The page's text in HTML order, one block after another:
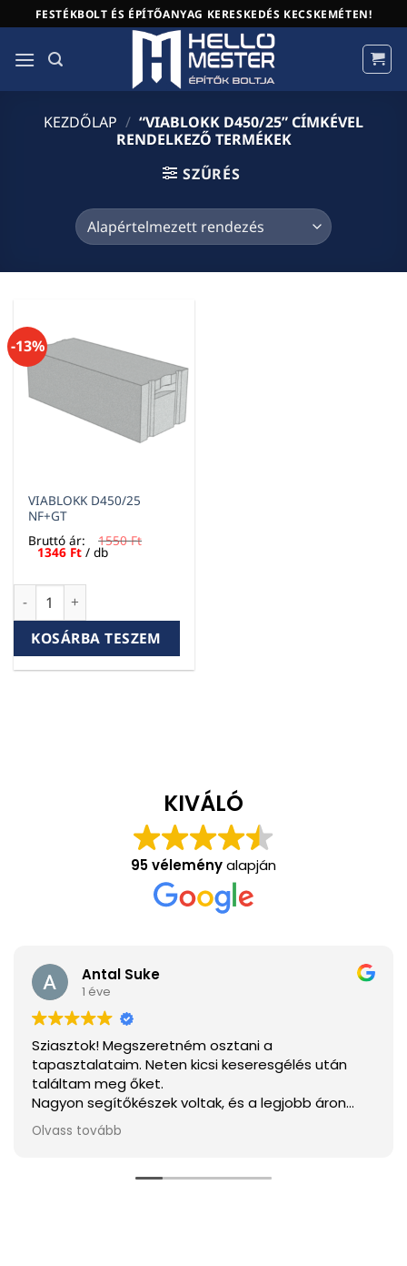
to
content
FESTÉKBOLT ÉS ÉPÍTŐANYAG KERESKEDÉS KECSKEMÉTEN!
KEZDŐLAP / “VIABLOKK D450/25” CÍMKÉVEL
RENDELKEZŐ TERMÉKEK
SZŰRÉS
-13%
VIABLOKK D450/25
NF+GT
Bruttó ár:
1550Ft
Original
price
1550 Ft.
1346 FtCurrent
price
1346 Ft.
/ db
VIABLOKK D450/25 NF+GT mennyiség
KOSÁRBA TESZEM
KIVÁLÓ
95 véleményalapján
Antal Suke
1 éve
Sziasztok! Megszeretném osztani a
tapasztalataim. Neten kicsi keseresgélés után
találtam meg őket.
Nagyon segítőkészek voltak, és a legjobb áron
tudtam megvenni mindent.
Ha elakarjátok kerülni a csalódást a legjobb
Olvass tovább